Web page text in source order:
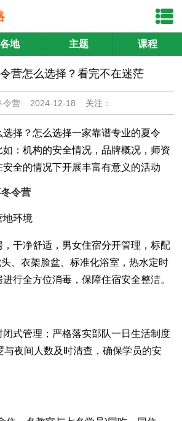
各地 主题 课程
营怎么选择？看完不在迷茫
令营2024-12-18 关注：
择？怎么选择一家靠谱专业的夏令
：机构的安全情况，品牌概况，师资
全的情况下开展丰富有意义的活动
令营
地环境
干净舒适，男女住宿分开管理，标配
、衣架脸盆、标准化浴室，热水定时
行全方位消毒，保障住宿安全整洁。
式管理；严格落实部队一日生活制度
与夜间人数及时清查，确保学员的安